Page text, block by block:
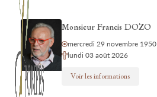
Monsieur Francis DOZO
mercredi 29 novembre 1950
lundi 03 août 2026
Voir les informations